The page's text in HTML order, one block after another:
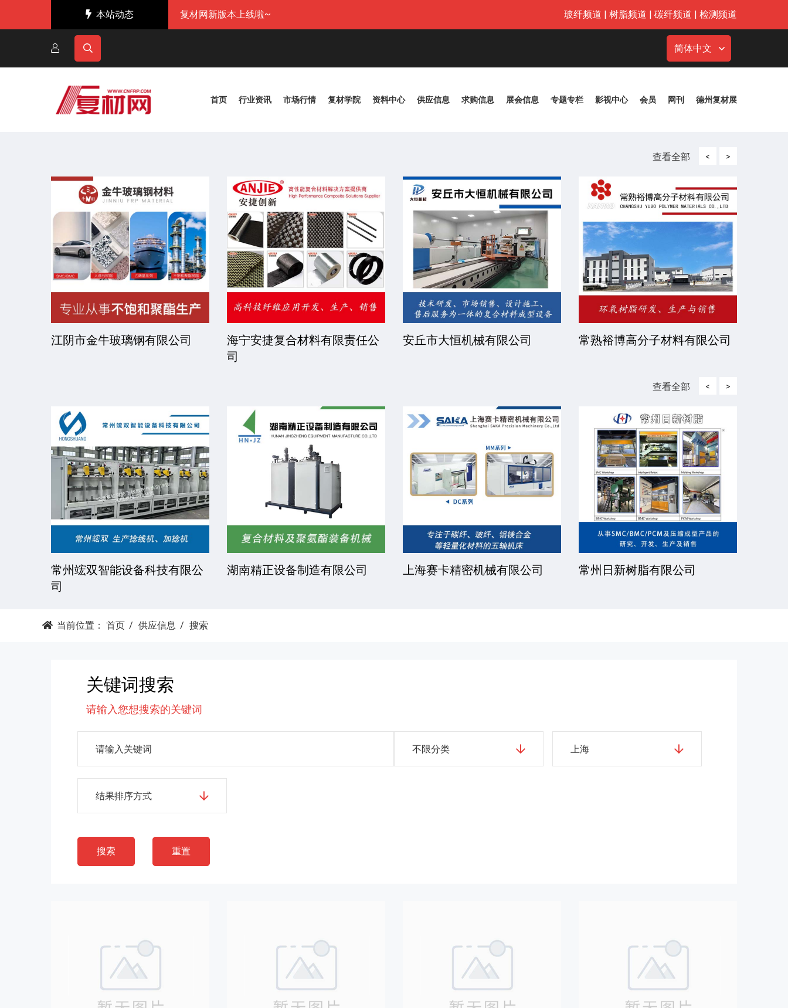
本站动态 复材网新版本上线啦~ 玻纤频道 | 树脂频道 | 碳纤频道 | 检测频道
简体中文
首页 行业资讯 市场行情 复材学院 资料中心 供应信息 求购信息 展会信息 专题专栏 影视中心 会员 网刊 德州复材展
查看全部 <
江阴市金牛玻璃钢有限公司
海宁安捷复合材料有限责任公
司
安丘市大恒机械有限公司 常熟裕博高分子材料有限公司
>
查看全部 <
常州竤双智能设备科技有限公
司
湖南精正设备制造有限公司 上海赛卡精密机械有限公司 常州日新树脂有限公司
>
当前位置： 首页 供应信息 搜索
关键词搜索
请输入您想搜索的关键词
不限分类 上海
结果排序方式
搜索 重置